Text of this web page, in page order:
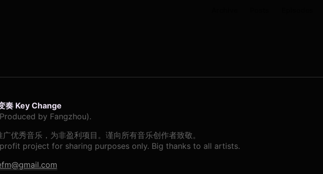
Key Change
by Fangzhou).
优秀音乐，为非盈利项目。谨向所有音乐创作者致敬。
project for sharing purposes only. Big thanks to all artists.